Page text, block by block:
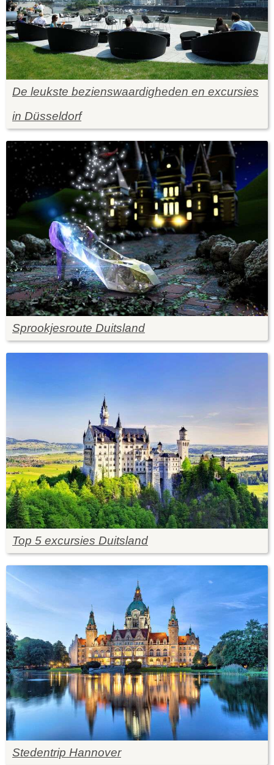
De leukste bezienswaardigheden en excursies
in Düsseldorf
Sprookjesroute Duitsland
Top 5 excursies Duitsland
Stedentrip Hannover